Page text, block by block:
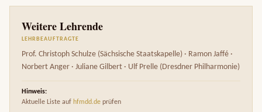
Weitere Lehrende
LEHRBEAUFTRAGTE
Prof. Christoph Schulze (Sächsische Staatskapelle) · Ramon Jaffé ·
Norbert Anger · Juliane Gilbert · Ulf Prelle (Dresdner Philharmonie)
Hinweis:
Aktuelle Liste auf hfmdd.de prüfen